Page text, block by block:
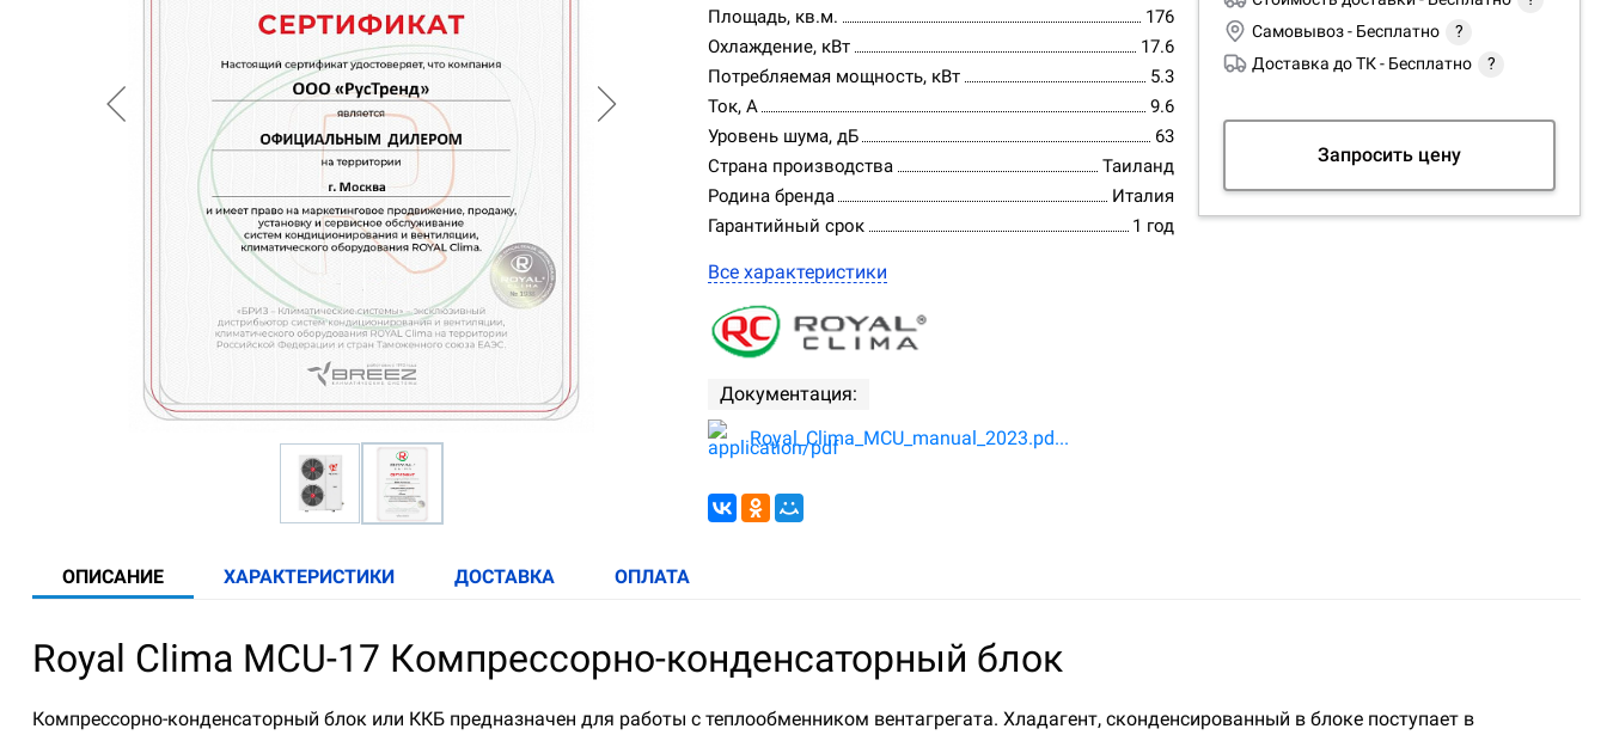
Площадь, кв.м.
176
Охлаждение, кВт
17.6
Потребляемая мощность, кВт
5.3
Ток, А
9.6
Уровень шума, дБ
63
Страна производства
Таиланд
Родина бренда
Италия
Гарантийный срок
1 год
Все характеристики
Документация:
Royal_Clima_MCU_manual_2023.pd...
Самовывоз - Бесплатно
?
Доставка до ТК - Бесплатно ?
Запросить цену
ОПИСАНИЕ ХАРАКТЕРИСТИКИ ДОСТАВКА ОПЛАТА
Royal Clima MCU-17 Компрессорно-конденсаторный блок
Компрессорно-конденсаторный блок или ККБ предназначен для работы с теплообменником вентагрегата. Хладагент, сконденсированный в блоке поступает в